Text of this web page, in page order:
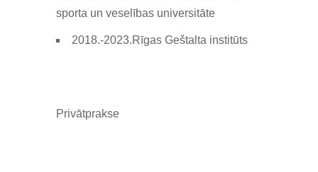
sporta un veselības universitāte
2018.-2023.Rīgas Geštalta institūts
Privātprakse